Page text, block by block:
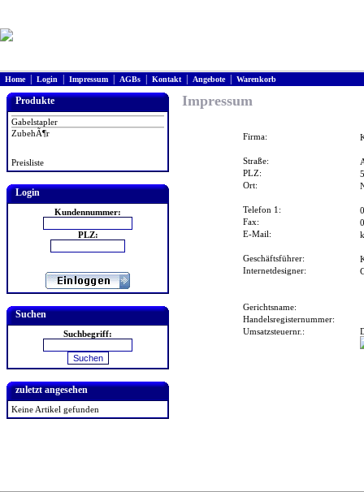
Home| Login Impressum AGBs Kontakt| Angebote| Warenkorb
Produkte
Gabelstapler
ZubehÃ¶r
Preisliste
Login
Kundennummer:
PLZ:
Suchen
Suchbegriff:
zuletzt angesehen
Keine Artikel gefunden
Impressum
Firma:
Straße:
PLZ:
Ort:
Telefon 1:
Fax:
E-Mail:
Geschäftsführer:
Internetdesigner:
Gerichtsname:
Handelsregisternummer:
Umsatzsteuernr.: